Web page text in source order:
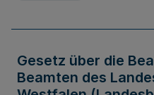
Gesetz über die
Beamten des